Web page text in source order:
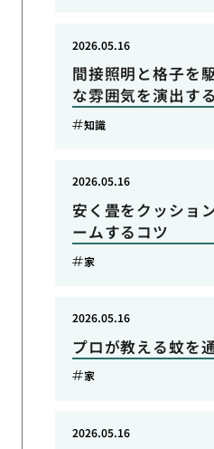
間接照明と格子を
な雰囲気を演出す
2026.05.16
知識
安く畳をクッショ
ームするコツ
2026.05.16
家
プロが教える蚊を
2026.05.16
家
2026.05.16